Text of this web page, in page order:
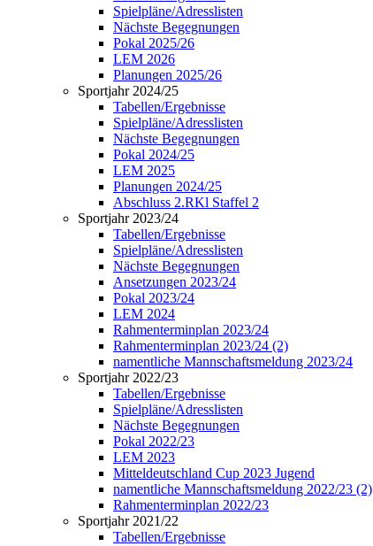
Spielpläne/Adresslisten
Nächste Begegnungen
Pokal 2025/26
LEM 2026
Planungen 2025/26
Sportjahr 2024/25
Tabellen/Ergebnisse
Spielpläne/Adresslisten
Nächste Begegnungen
Pokal 2024/25
LEM 2025
Planungen 2024/25
Abschluss 2.RKl Staffel 2
Sportjahr 2023/24
Tabellen/Ergebnisse
Spielpläne/Adresslisten
Nächste Begegnungen
Ansetzungen 2023/24
Pokal 2023/24
LEM 2024
Rahmenterminplan 2023/24
Rahmenterminplan 2023/24 (2)
namentliche Mannschaftsmeldung 2023/24
Sportjahr 2022/23
Tabellen/Ergebnisse
Spielpläne/Adresslisten
Nächste Begegnungen
Pokal 2022/23
LEM 2023
Mitteldeutschland Cup 2023 Jugend
namentliche Mannschaftsmeldung 2022/23 (2)
Rahmenterminplan 2022/23
Sportjahr 2021/22
Tabellen/Ergebnisse